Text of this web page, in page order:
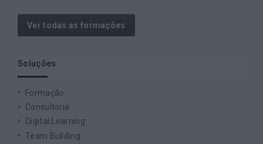
Ver todas as formações
Soluções
Formação
Consultoria
Digital Learning
Team Building